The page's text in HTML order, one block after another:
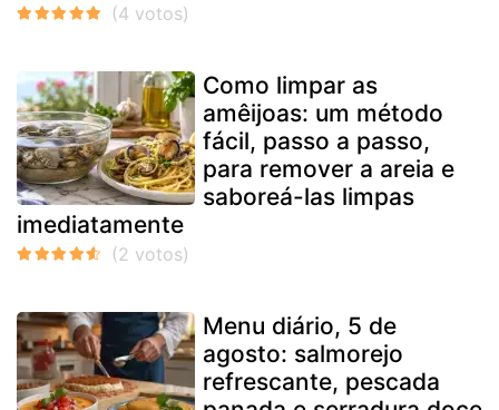
Como limpar as
amêijoas: um método
fácil, passo a passo,
para remover a areia e
saboreá-las limpas
imediatamente
Menu diário, 5 de
agosto: salmorejo
refrescante, pescada